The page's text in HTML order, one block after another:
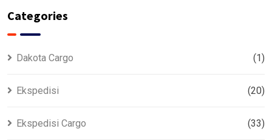
Categories
Dakota Cargo (1)
Ekspedisi (20)
Ekspedisi Cargo (33)